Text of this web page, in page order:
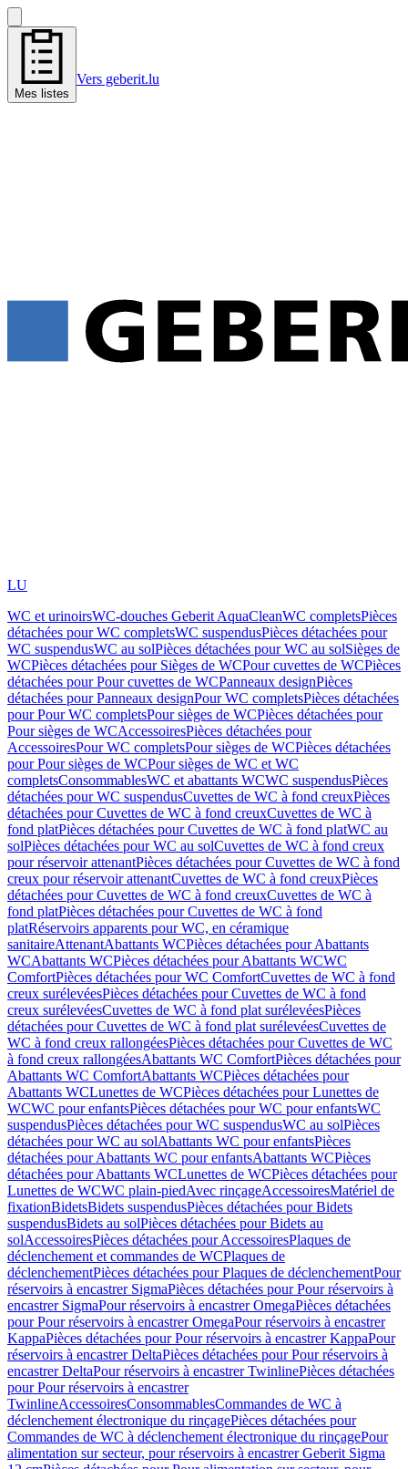
Mes listes
Vers geberit.lu
LU
WC et urinoirsWC-douches Geberit AquaCleanWC completsPièces
détachées pour WC completsWC suspendusPièces détachées pour
WC suspendusWC au solPièces détachées pour WC au solSièges de
WCPièces détachées pour Sièges de WCPour cuvettes de WCPièces
détachées pour Pour cuvettes de WCPanneaux designPièces
détachées pour Panneaux designPour WC completsPièces détachées
pour Pour WC completsPour sièges de WCPièces détachées pour
Pour sièges de WCAccessoiresPièces détachées pour
AccessoiresPour WC completsPour sièges de WCPièces détachées
pour Pour sièges de WCPour sièges de WC et WC
completsConsommablesWC et abattants WCWC suspendusPièces
détachées pour WC suspendusCuvettes de WC à fond creuxPièces
détachées pour Cuvettes de WC à fond creuxCuvettes de WC à
fond platPièces détachées pour Cuvettes de WC à fond platWC au
solPièces détachées pour WC au solCuvettes de WC à fond creux
pour réservoir attenantPièces détachées pour Cuvettes de WC à fond
creux pour réservoir attenantCuvettes de WC à fond creuxPièces
détachées pour Cuvettes de WC à fond creuxCuvettes de WC à
fond platPièces détachées pour Cuvettes de WC à fond
platRéservoirs apparents pour WC, en céramique
sanitaireAttenantAbattants WCPièces détachées pour Abattants
WCAbattants WCPièces détachées pour Abattants WCWC
ComfortPièces détachées pour WC ComfortCuvettes de WC à fond
creux surélevéesPièces détachées pour Cuvettes de WC à fond
creux surélevéesCuvettes de WC à fond plat surélevéesPièces
détachées pour Cuvettes de WC à fond plat surélevéesCuvettes de
WC à fond creux rallongéesPièces détachées pour Cuvettes de WC
à fond creux rallongéesAbattants WC ComfortPièces détachées pour
Abattants WC ComfortAbattants WCPièces détachées pour
Abattants WCLunettes de WCPièces détachées pour Lunettes de
WCWC pour enfantsPièces détachées pour WC pour enfantsWC
suspendusPièces détachées pour WC suspendusWC au solPièces
détachées pour WC au solAbattants WC pour enfantsPièces
détachées pour Abattants WC pour enfantsAbattants WCPièces
détachées pour Abattants WCLunettes de WCPièces détachées pour
Lunettes de WCWC plain-piedAvec rinçageAccessoiresMatériel de
fixationBidetsBidets suspendusPièces détachées pour Bidets
suspendusBidets au solPièces détachées pour Bidets au
solAccessoiresPièces détachées pour AccessoiresPlaques de
déclenchement et commandes de WCPlaques de
déclenchementPièces détachées pour Plaques de déclenchementPour
réservoirs à encastrer SigmaPièces détachées pour Pour réservoirs à
encastrer SigmaPour réservoirs à encastrer OmegaPièces détachées
pour Pour réservoirs à encastrer OmegaPour réservoirs à encastrer
KappaPièces détachées pour Pour réservoirs à encastrer KappaPour
réservoirs à encastrer DeltaPièces détachées pour Pour réservoirs à
encastrer DeltaPour réservoirs à encastrer TwinlinePièces détachées
pour Pour réservoirs à encastrer
TwinlineAccessoiresConsommablesCommandes de WC à
déclenchement électronique du rinçagePièces détachées pour
Commandes de WC à déclenchement électronique du rinçagePour
alimentation sur secteur, pour réservoirs à encastrer Geberit Sigma